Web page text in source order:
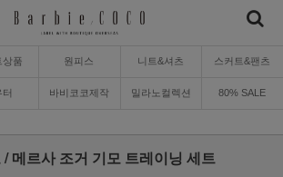
상품 원피스 니트&셔츠 스커트&팬츠
터 바비코코제작 밀라노컬렉션 80% SALE
/ 메르사 조거 기모 트레이닝 세트